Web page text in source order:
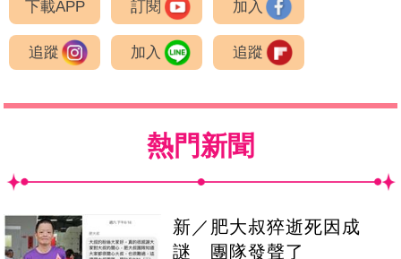
下載APP 訂閱 加入
追蹤 加入 追蹤
熱門新聞
新／肥大叔猝逝死因成
謎 團隊發聲了